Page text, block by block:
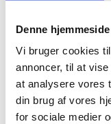
Denne
Vi bruger cookies
annoncer, til at
at analysere vores
din brug af vores
for sociale medier
BL INFORMERER
Nedrivning af
udføres af
24. juni 2024